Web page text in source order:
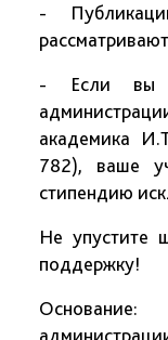
-
- Если вы
академика
782), ваше
стипендию
Не упустите
поддержку!